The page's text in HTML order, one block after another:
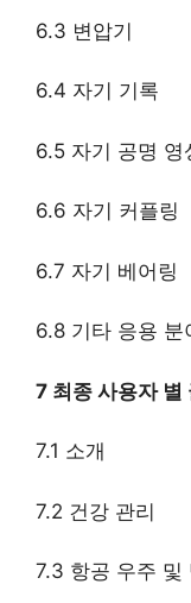
6.3 변압기
6.4 자기 기록
6.5 자기 공명 영
6.6 자기 커플링
6.7 자기 베어링
6.8 기타 응용 분
7 최종 사용자 별
7.1 소개
7.2 건강 관리
7.3 항공 우주 및